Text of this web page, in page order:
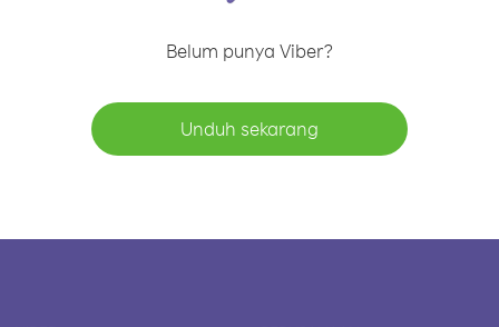
Belum punya Viber?
Unduh sekarang